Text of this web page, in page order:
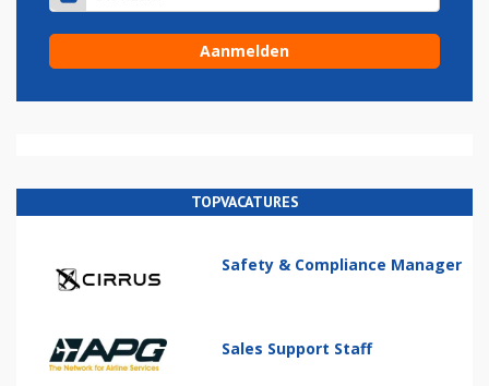
TOPVACATURES
Safety & Compliance Manager
Sales Support Staff